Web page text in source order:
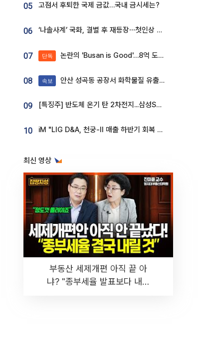
05 고점서 후퇴한 국제 금값…국내 금시세는?
06 ‘나솔사계’ 국화, 결별 후 재등장⋯첫인상 투표 휩쓸고 ‘인기녀’ 등극
07 단독 논란의 'Busan is Good'…8억 도시브랜드, 용산 대통령실 CI 업체가 수행
08 속보 안산 성곡동 공장서 화학물질 유출 사고 발생
09 [특징주] 반도체 온기 탄 2차전지...삼성SDI, 장 초반 7% 넘게 껑충
10 iM "LIG D&A, 천궁-II 매출 하반기 회복 전망…방산 톱픽 유지"
최신 영상
부동산 세제개편 아직 끝 아
냐? "종부세율 발표보다 내릴